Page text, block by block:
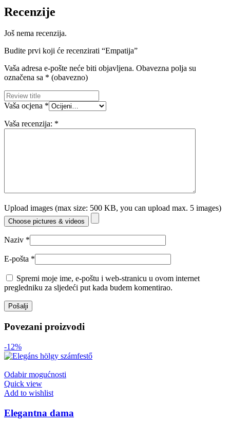
Recenzije
Još nema recenzija.
Budite prvi koji će recenzirati “Empatija”
Vaša adresa e-pošte neće biti objavljena. Obavezna polja su
označena sa * (obavezno)
Vaša ocjena *
Vaša recenzija: *
Upload images (max size: 500 KB, you can upload max. 5 images)
Choose pictures & videos
Naziv *
E-pošta *
Spremi moje ime, e-poštu i web-stranicu u ovom internet
pregledniku za sljedeći put kada budem komentirao.
Povezani proizvodi
-12%
Odabir mogućnosti
Quick view
Add to wishlist
Elegantna dama